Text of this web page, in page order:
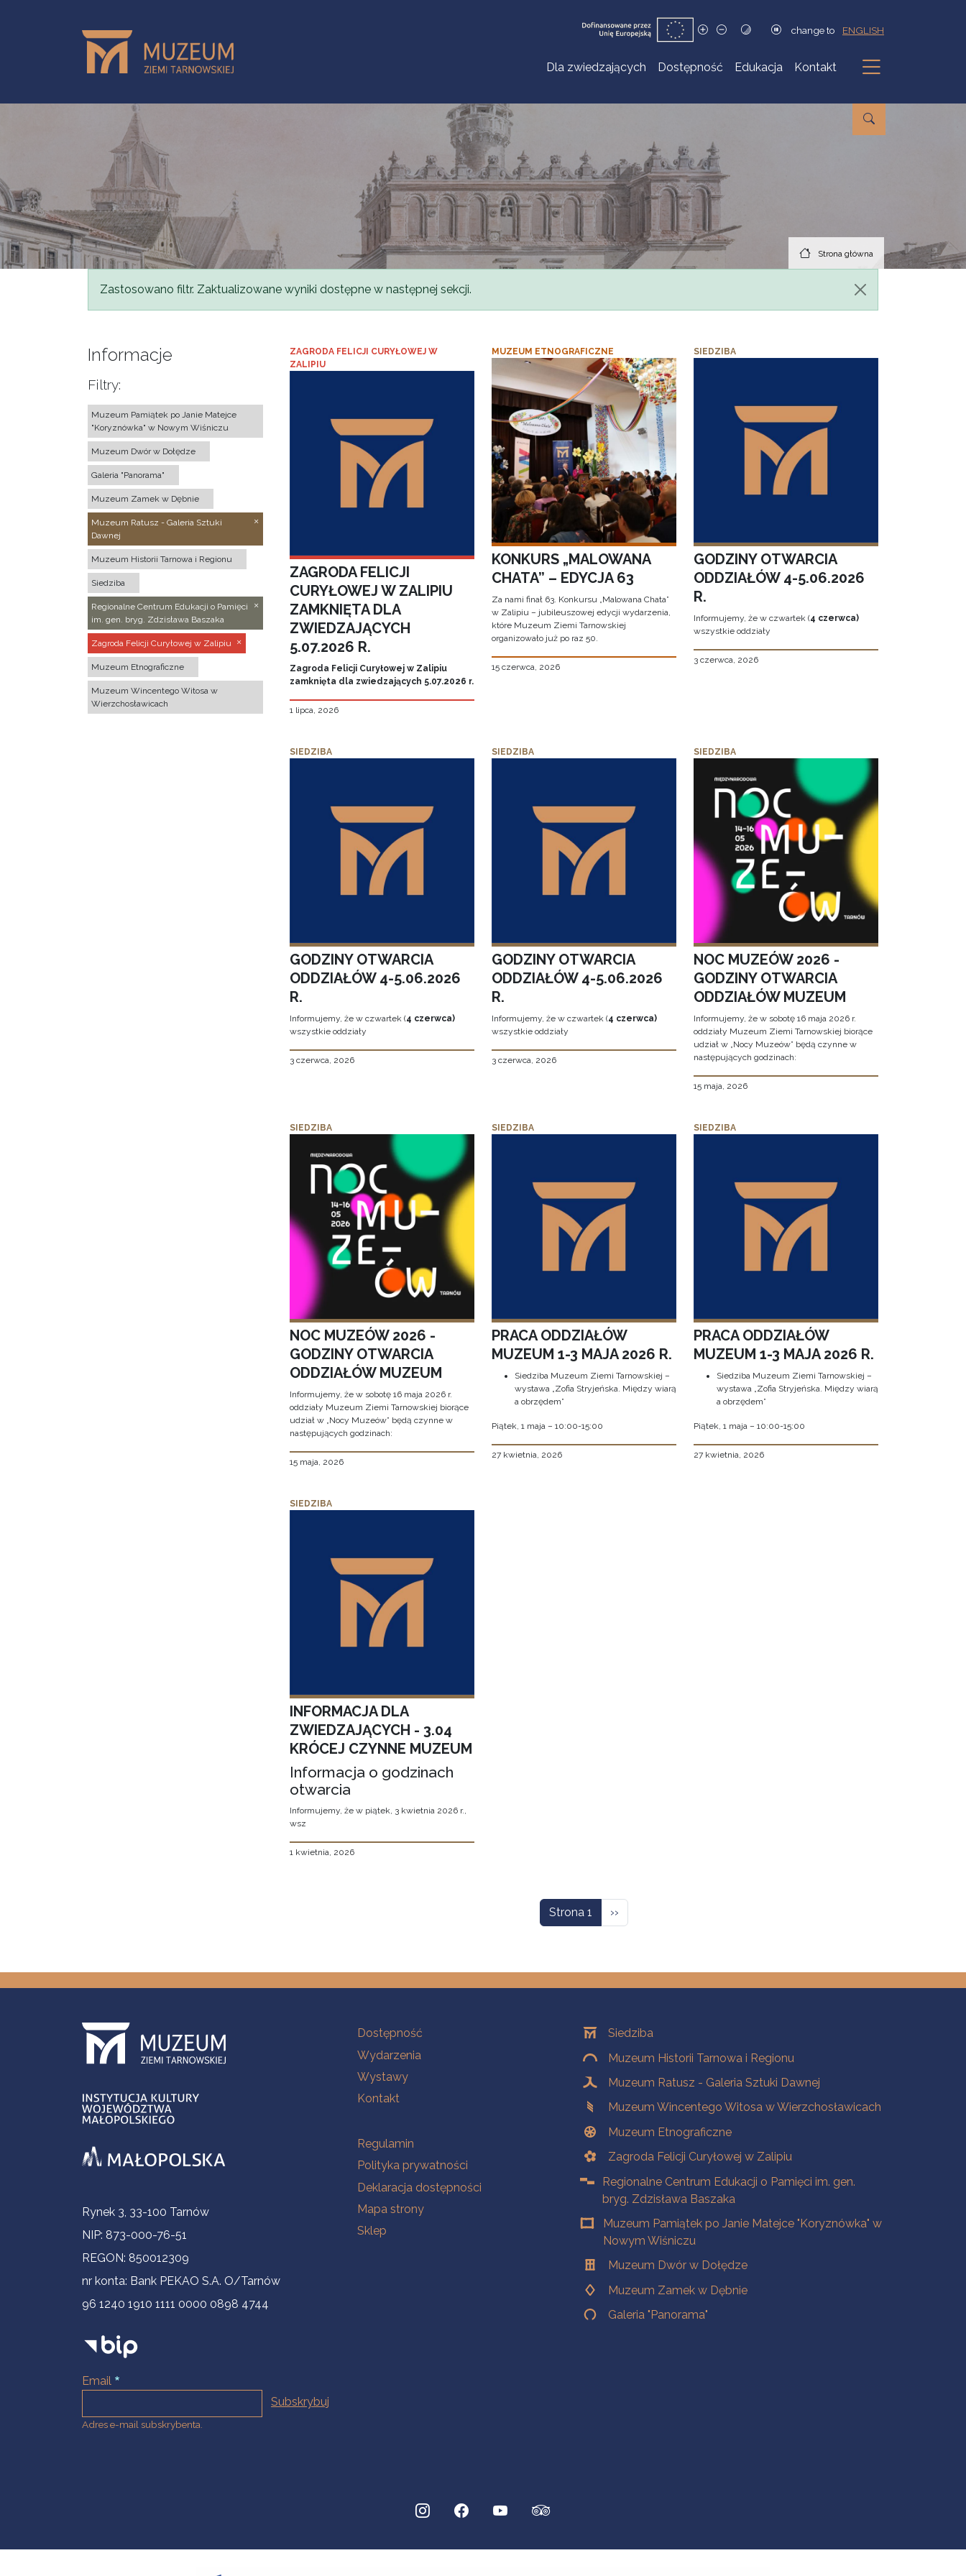
change to ENGLISH
Dla zwiedzających Dostępność Edukacja Kontakt
Podmenu
Strona główna
Komunikat
Zastosowano filtr. Zaktualizowane wyniki dostępne w następnej sekcji.
Informacje
Filtry:
Muzeum Pamiątek po Janie Matejce
"Koryznówka" w Nowym Wiśniczu
Muzeum Dwór w Dołędze
Galeria "Panorama"
Muzeum Zamek w Dębnie
Muzeum Ratusz - Galeria Sztuki
Dawnej
Muzeum Historii Tarnowa i Regionu
Siedziba
Regionalne Centrum Edukacji o Pamięci
im. gen. bryg. Zdzisława Baszaka
Zagroda Felicji Curyłowej w Zalipiu
Muzeum Etnograficzne
Muzeum Wincentego Witosa w
Wierzchosławicach
ZAGRODA FELICJI CURYŁOWEJ W
ZALIPIU
ZAGRODA FELICJI
CURYŁOWEJ W ZALIPIU
ZAMKNIĘTA DLA
ZWIEDZAJĄCYCH
5.07.2026 R.
Zagroda Felicji Curyłowej w Zalipiu
zamknięta dla zwiedzających 5.07.2026 r.
1 lipca, 2026
MUZEUM ETNOGRAFICZNE
KONKURS „MALOWANA
CHATA” – EDYCJA 63
Za nami finał 63. Konkursu „Malowana Chata”
w Zalipiu – jubileuszowej edycji wydarzenia,
które Muzeum Ziemi Tarnowskiej
organizowało już po raz 50.
15 czerwca, 2026
SIEDZIBA
GODZINY OTWARCIA
ODDZIAŁÓW 4-5.06.2026
R.
Informujemy, że w czwartek (4 czerwca)
wszystkie oddziały
3 czerwca, 2026
SIEDZIBA
GODZINY OTWARCIA
ODDZIAŁÓW 4-5.06.2026
R.
Informujemy, że w czwartek (4 czerwca)
wszystkie oddziały
3 czerwca, 2026
SIEDZIBA
GODZINY OTWARCIA
ODDZIAŁÓW 4-5.06.2026
R.
Informujemy, że w czwartek (4 czerwca)
wszystkie oddziały
3 czerwca, 2026
SIEDZIBA
NOC MUZEÓW 2026 -
GODZINY OTWARCIA
ODDZIAŁÓW MUZEUM
Informujemy, że w sobotę 16 maja 2026 r.
oddziały Muzeum Ziemi Tarnowskiej biorące
udział w „Nocy Muzeów” będą czynne w
następujących godzinach:
15 maja, 2026
SIEDZIBA
NOC MUZEÓW 2026 -
GODZINY OTWARCIA
ODDZIAŁÓW MUZEUM
Informujemy, że w sobotę 16 maja 2026 r.
oddziały Muzeum Ziemi Tarnowskiej biorące
udział w „Nocy Muzeów” będą czynne w
następujących godzinach:
15 maja, 2026
SIEDZIBA
PRACA ODDZIAŁÓW
MUZEUM 1-3 MAJA 2026 R.
Siedziba Muzeum Ziemi Tarnowskiej –
wystawa „Zofia Stryjeńska. Między wiarą
a obrzędem”
Piątek, 1 maja – 10:00-15:00
27 kwietnia, 2026
SIEDZIBA
PRACA ODDZIAŁÓW
MUZEUM 1-3 MAJA 2026 R.
Siedziba Muzeum Ziemi Tarnowskiej –
wystawa „Zofia Stryjeńska. Między wiarą
a obrzędem”
Piątek, 1 maja – 10:00-15:00
27 kwietnia, 2026
SIEDZIBA
INFORMACJA DLA
ZWIEDZAJĄCYCH - 3.04
KRÓCEJ CZYNNE MUZEUM
Informacja o godzinach
otwarcia
Informujemy, że w piątek, 3 kwietnia 2026 r.,
wsz
1 kwietnia, 2026
Strona 1 Następna strona
››
Informacje kontaktowe
Rynek 3, 33-100 Tarnów
NIP: 873-000-76-51
REGON: 850012309
nr konta: Bank PEKAO S.A. O/Tarnów
96 1240 1910 1111 0000 0898 4744
Email
Adres e-mail subskrybenta.
Na skróty
Dostępność
Wydarzenia
Wystawy
Kontakt
Na skróty
Regulamin
Polityka prywatności
Deklaracja dostępności
Mapa strony
Sklep
OddziałySiedziba
Muzeum Historii Tarnowa i Regionu
Muzeum Ratusz - Galeria Sztuki Dawnej
Muzeum Wincentego Witosa w Wierzchosławicach
Muzeum Etnograficzne
Zagroda Felicji Curyłowej w Zalipiu
Regionalne Centrum Edukacji o Pamięci im. gen.
bryg. Zdzisława Baszaka
Muzeum Pamiątek po Janie Matejce "Koryznówka" w
Nowym Wiśniczu
Muzeum Dwór w Dołędze
Muzeum Zamek w Dębnie
Galeria "Panorama"